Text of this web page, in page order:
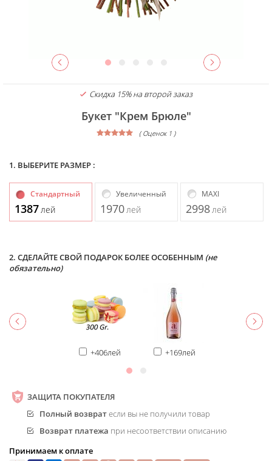
Скидка 15% на второй заказ
Букет "Крем Брюле"
( Оценок 1 )
1. ВЫБЕРИТЕ РАЗМЕР :
Стандартный
1387лей
Увеличенный
1970лей
MAXI
2998лей
2. СДЕЛАЙТЕ СВОЙ ПОДАРОК БОЛЕЕ ОСОБЕННЫМ (не
обязательно)
+406лей +169лей
ЗАЩИТА ПОКУПАТЕЛЯ
Полный возвратесли вы не получили товар
Возврат платежа при несоответствии описанию
Принимаем к оплате